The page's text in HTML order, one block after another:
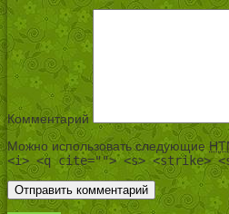
Комментарий
Можно использовать следующие
<i> <q cite=""> <s> <strike>